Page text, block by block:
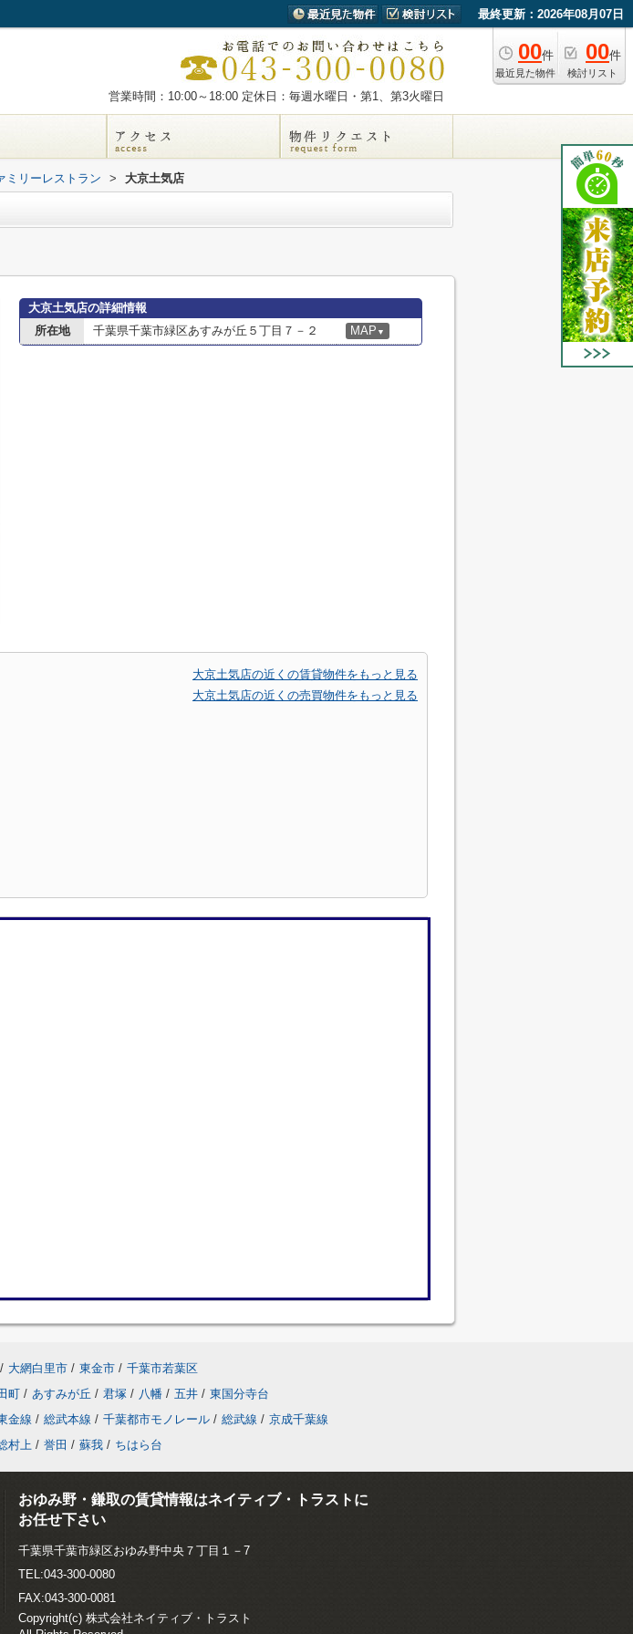
最終更新：2026年08月07日
00件
最近見た物件
00件
検討リスト
営業時間：10:00～18:00 定休日：毎週水曜日・第1、第3火曜日
ミリーレストラン > 大京土気店
大京土気店の詳細情報
所在地
千葉県千葉市緑区あすみが丘５丁目７－２ MAP ▼
大京土気店の近くの賃貸物件をもっと見る
大京土気店の近くの売買物件をもっと見る
/ 大網白里市 / 東金市 / 千葉市若葉区
町 / あすみが丘 / 君塚 / 八幡 / 五井 / 東国分寺台
金線 / 総武本線 / 千葉都市モノレール / 総武線 / 京成千葉線
村上 / 誉田 / 蘇我 / ちはら台
おゆみ野・鎌取の賃貸情報はネイティブ・トラストに
お任せ下さい
千葉県千葉市緑区おゆみ野中央７丁目１－7
TEL:043-300-0080
FAX:043-300-0081
Copyright(c) 株式会社ネイティブ・トラスト